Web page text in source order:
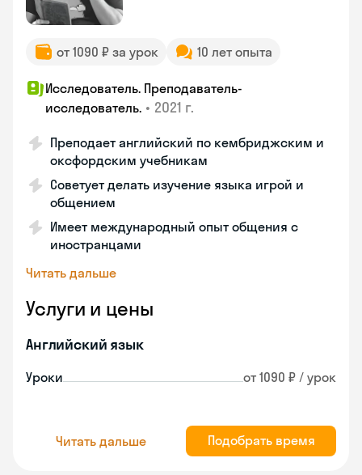
от 1090 ₽ за урок 10 лет опыта
Исследователь. Преподаватель-
исследователь. • 2021 г.
Преподает английский по кембриджским и
оксфордским учебникам
Советует делать изучение языка игрой и
общением
Имеет международный опыт общения с
иностранцами
Читать дальше
Услуги и цены
Английский язык
Уроки от 1090 ₽ / урок
Читать дальше Подобрать время